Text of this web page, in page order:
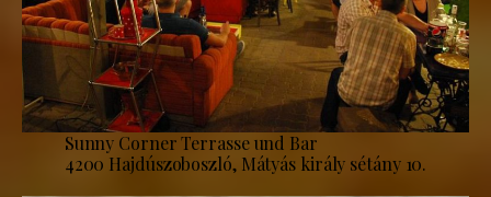
Sunny Corner Terrasse und Bar
4200 Hajdúszoboszló, Mátyás király sétány 10.